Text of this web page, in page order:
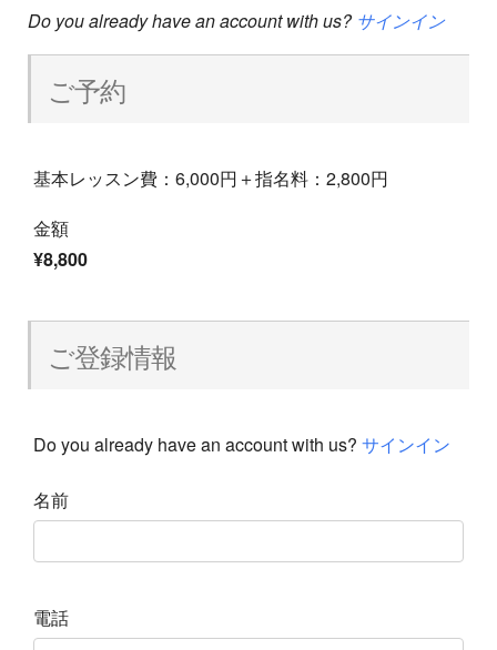
Do you already have an account with us? サインイン
ご予約
基本レッスン費：6,000円＋指名料：2,800円
金額
¥8,800
ご登録情報
Do you already have an account with us? サインイン
名前
電話